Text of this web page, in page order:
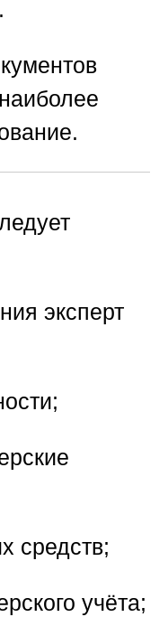
эксперт
средств;
учёта;